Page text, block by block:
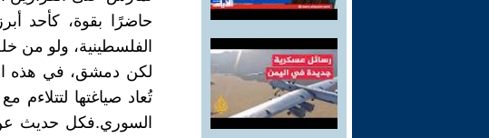
حاضرًا بقوة، كأحد
الفلسطينية، ولو من
لكن دمشق، في هذه
تُعاد صياغتها
السوري.فكل حديث